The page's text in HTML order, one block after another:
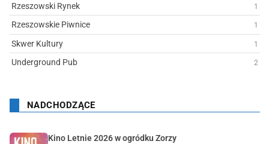
Rzeszowski Rynek 1
Rzeszowskie Piwnice 1
Skwer Kultury 1
Underground Pub 2
NADCHODZĄCE
Kino Letnie 2026 w ogródku Zorzy